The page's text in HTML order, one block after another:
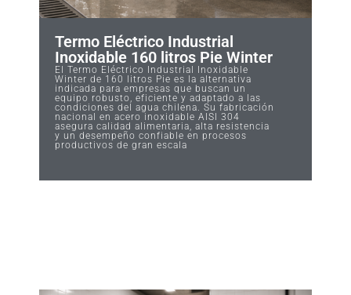
Termo Eléctrico Industrial
Inoxidable 160 litros Pie Winter
El Termo Eléctrico Industrial Inoxidable
Winter de 160 litros Pie es la alternativa
indicada para empresas que buscan un
equipo robusto, eficiente y adaptado a las
condiciones del agua chilena. Su fabricación
nacional en acero inoxidable AISI 304
asegura calidad alimentaria, alta resistencia
y un desempeño confiable en procesos
productivos de gran escala